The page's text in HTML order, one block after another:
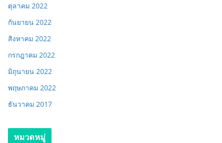
ตุลาคม 2022
กันยายน 2022
สิงหาคม 2022
กรกฎาคม 2022
มิถุนายน 2022
พฤษภาคม 2022
ธันวาคม 2017
หมวดหมู่